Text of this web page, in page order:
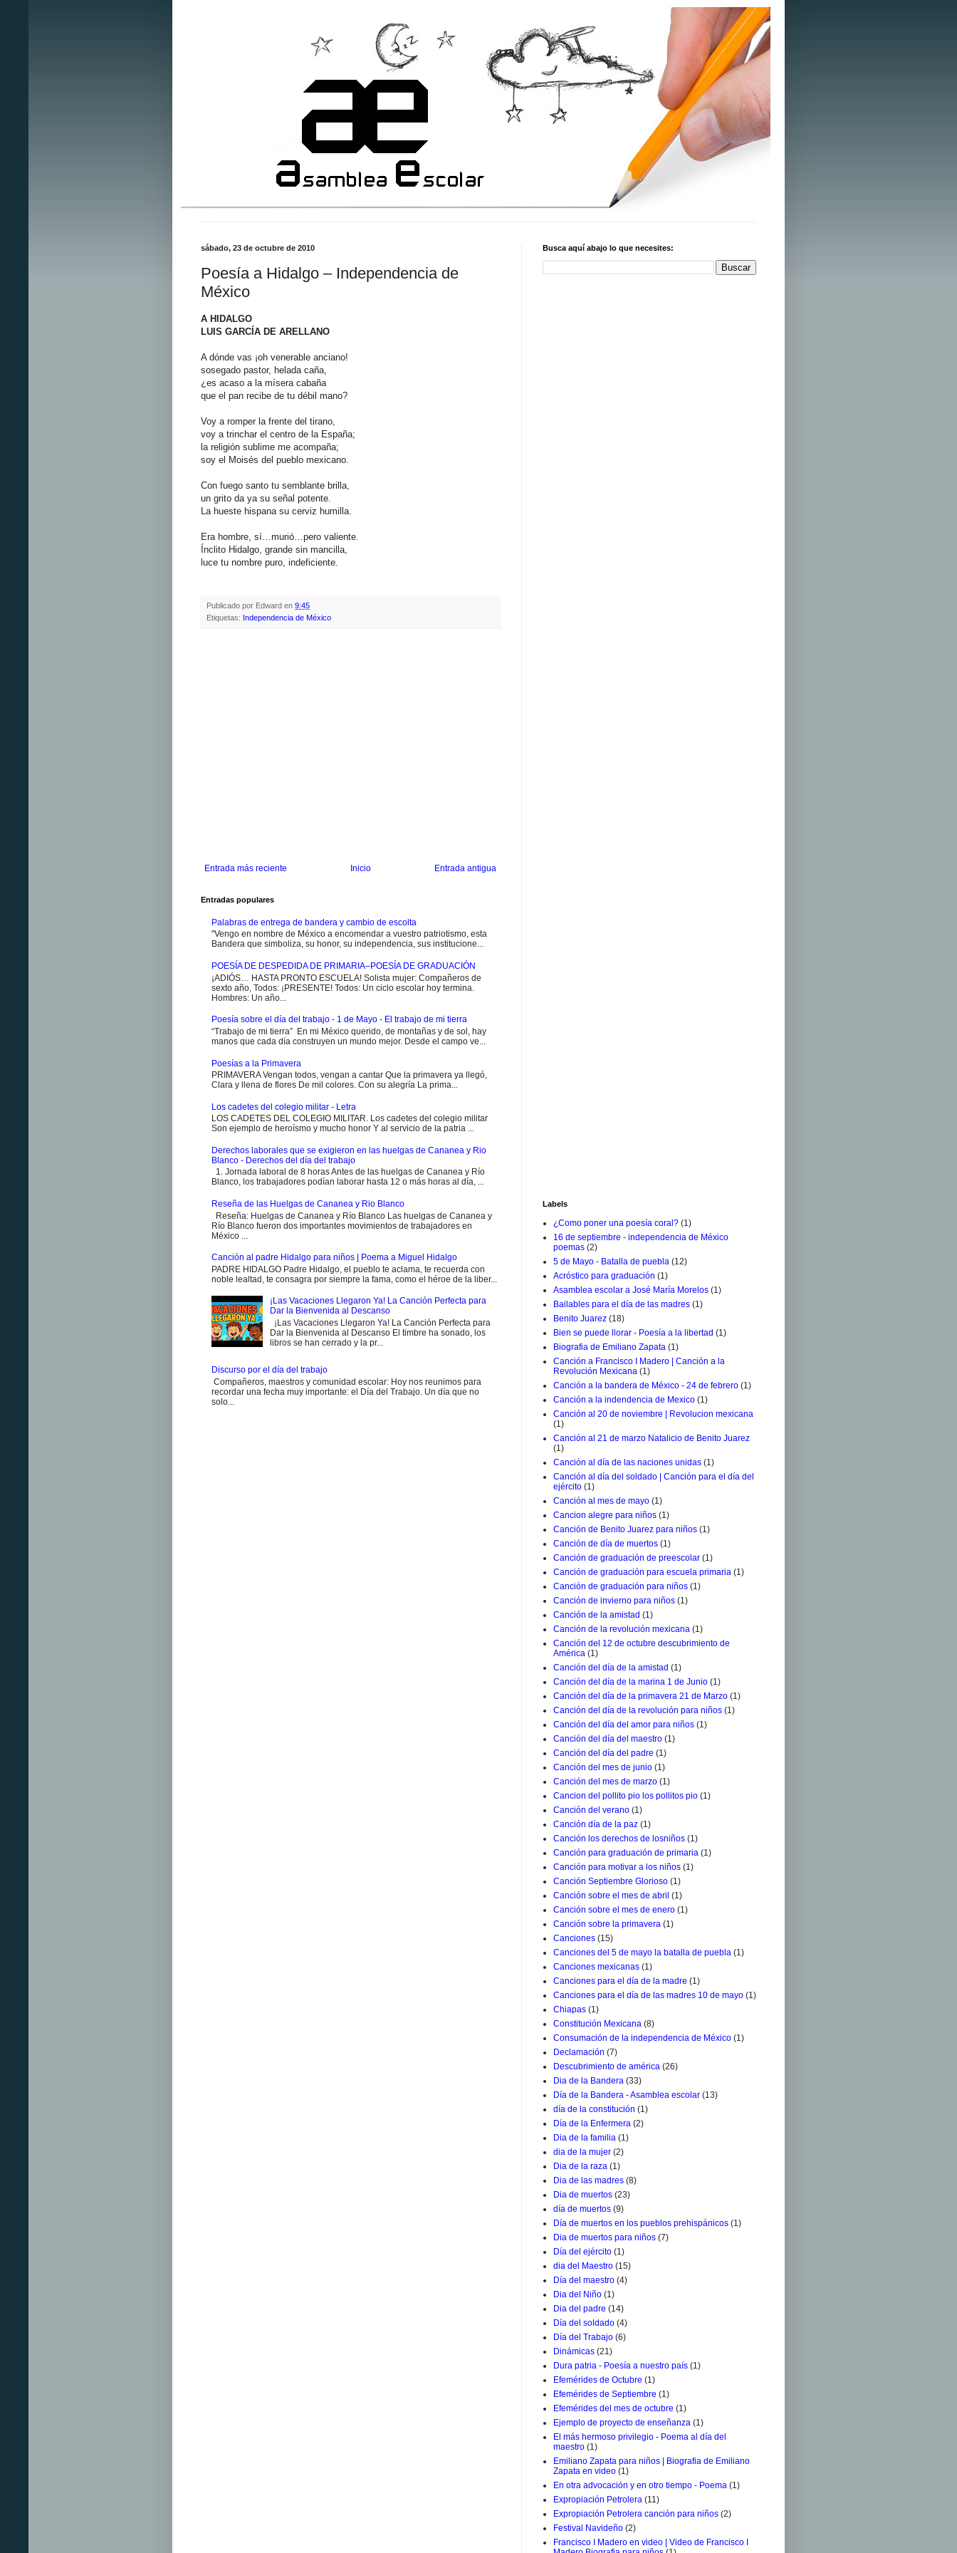
sábado, 23 de octubre de 2010
Poesía a Hidalgo – Independencia de
México
A HIDALGO
LUIS GARCÍA DE ARELLANO
A dónde vas ¡oh venerable anciano!
sosegado pastor, helada caña,
¿es acaso a la mísera cabaña
que el pan recibe de tu débil mano?
Voy a romper la frente del tirano,
voy a trinchar el centro de la España;
la religión sublime me acompaña;
soy el Moisés del pueblo mexicano.
Con fuego santo tu semblante brilla,
un grito da ya su señal potente.
La hueste hispana su cerviz humilla.
Era hombre, sí…murió…pero valiente.
Ínclito Hidalgo, grande sin mancilla,
luce tu nombre puro, indeficiente.
Publicado por Edward en 9:45
Etiquetas: Independencia de México
Entrada más reciente Entrada antigua
Inicio
Entradas populares
Palabras de entrega de bandera y cambio de escolta
"Vengo en nombre de México a encomendar a vuestro patriotismo, esta
Bandera que simboliza, su honor, su independencia, sus institucione...
POESÍA DE DESPEDIDA DE PRIMARIA–POESÍA DE GRADUACIÓN
¡ADIÓS… HASTA PRONTO ESCUELA! Solista mujer: Compañeros de
sexto año, Todos: ¡PRESENTE! Todos: Un ciclo escolar hoy termina.
Hombres: Un año...
Poesía sobre el día del trabajo - 1 de Mayo - El trabajo de mi tierra
“Trabajo de mi tierra” En mi México querido, de montañas y de sol, hay
manos que cada día construyen un mundo mejor. Desde el campo ve...
Poesías a la Primavera
PRIMAVERA Vengan todos, vengan a cantar Que la primavera ya llegó,
Clara y llena de flores De mil colores. Con su alegría La prima...
Los cadetes del colegio militar - Letra
LOS CADETES DEL COLEGIO MILITAR. Los cadetes del colegio militar
Son ejemplo de heroísmo y mucho honor Y al servicio de la patria ...
Derechos laborales que se exigieron en las huelgas de Cananea y Rio
Blanco - Derechos del día del trabajo
1. Jornada laboral de 8 horas Antes de las huelgas de Cananea y Río
Blanco, los trabajadores podían laborar hasta 12 o más horas al día, ...
Reseña de las Huelgas de Cananea y Rio Blanco
Reseña: Huelgas de Cananea y Río Blanco Las huelgas de Cananea y
Río Blanco fueron dos importantes movimientos de trabajadores en
México ...
Canción al padre Hidalgo para niños | Poema a Miguel Hidalgo
PADRE HIDALGO Padre Hidalgo, el pueblo te aclama, te recuerda con
noble lealtad, te consagra por siempre la fama, como el héroe de la liber...
¡Las Vacaciones Llegaron Ya! La Canción Perfecta para
Dar la Bienvenida al Descanso
¡Las Vacaciones Llegaron Ya! La Canción Perfecta para
Dar la Bienvenida al Descanso El timbre ha sonado, los
libros se han cerrado y la pr...
Discurso por el día del trabajo
Compañeros, maestros y comunidad escolar: Hoy nos reunimos para
recordar una fecha muy importante: el Día del Trabajo. Un día que no
solo...
Busca aquí abajo lo que necesites:
Labels
¿Como poner una poesía coral? (1)
16 de septiembre - independencia de México
poemas (2)
5 de Mayo - Batalla de puebla (12)
Acróstico para graduación (1)
Asamblea escolar a José María Morelos (1)
Bailables para el día de las madres (1)
Benito Juarez (18)
Bien se puede llorar - Poesía a la libertad (1)
Biografia de Emiliano Zapata (1)
Canción a Francisco I Madero | Canción a la
Revolución Mexicana (1)
Canción a la bandera de México - 24 de febrero (1)
Canción a la indendencia de Mexico (1)
Canción al 20 de noviembre | Revolucion mexicana
(1)
Canción al 21 de marzo Natalicio de Benito Juarez
(1)
Canción al día de las naciones unidas (1)
Canción al día del soldado | Canción para el día del
ejército (1)
Canción al mes de mayo (1)
Cancion alegre para niños (1)
Canción de Benito Juarez para niños (1)
Canción de día de muertos (1)
Canción de graduación de preescolar (1)
Canción de graduación para escuela primaria (1)
Canción de graduación para niños (1)
Canción de invierno para niños (1)
Canción de la amistad (1)
Canción de la revolución mexicana (1)
Canción del 12 de octubre descubrimiento de
América (1)
Canción del día de la amistad (1)
Canción del día de la marina 1 de Junio (1)
Canción del día de la primavera 21 de Marzo (1)
Canción del día de la revolución para niños (1)
Canción del día del amor para niños (1)
Canción del día del maestro (1)
Canción del día del padre (1)
Canción del mes de junio (1)
Canción del mes de marzo (1)
Cancion del pollito pio los pollitos pio (1)
Canción del verano (1)
Canción día de la paz (1)
Canción los derechos de losniños (1)
Canción para graduación de primaria (1)
Canción para motivar a los niños (1)
Canción Septiembre Glorioso (1)
Canción sobre el mes de abril (1)
Canción sobre el mes de enero (1)
Canción sobre la primavera (1)
Canciones (15)
Canciones del 5 de mayo la batalla de puebla (1)
Canciones mexicanas (1)
Canciones para el día de la madre (1)
Canciones para el día de las madres 10 de mayo (1)
Chiapas (1)
Constitución Mexicana (8)
Consumación de la independencia de México (1)
Declamación (7)
Descubrimiento de américa (26)
Dia de la Bandera (33)
Día de la Bandera - Asamblea escolar (13)
día de la constitución (1)
Día de la Enfermera (2)
Dia de la familia (1)
dia de la mujer (2)
Dia de la raza (1)
Dia de las madres (8)
Dia de muertos (23)
día de muertos (9)
Día de muertos en los pueblos prehispánicos (1)
Dia de muertos para niños (7)
Día del ejército (1)
dia del Maestro (15)
Día del maestro (4)
Dia del Niño (1)
Dia del padre (14)
Día del soldado (4)
Día del Trabajo (6)
Dinámicas (21)
Dura patria - Poesía a nuestro país (1)
Efemérides de Octubre (1)
Efemérides de Septiembre (1)
Efemérides del mes de octubre (1)
Ejemplo de proyecto de enseñanza (1)
El más hermoso privilegio - Poema al día del
maestro (1)
Emiliano Zapata para niños | Biografia de Emiliano
Zapata en video (1)
En otra advocación y en otro tiempo - Poema (1)
Expropiación Petrolera (11)
Expropiación Petrolera canción para niños (2)
Festival Navideño (2)
Francisco I Madero en video | Video de Francisco I